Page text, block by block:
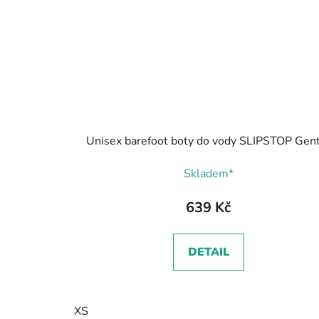
Unisex barefoot boty do vody SLIPSTOP
Skladem*
639 Kč
DETAIL
XS